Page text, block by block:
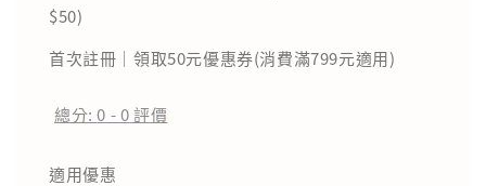
$50)
首次註冊｜領取50元優惠券(消費滿799元適用)
總分:0 -0評價
適用優惠